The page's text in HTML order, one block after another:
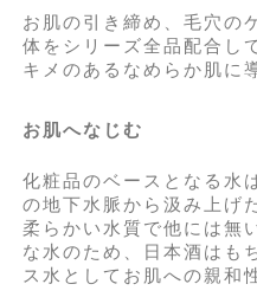
お肌の引き締め、毛穴の
体をシリーズ全品配合し
キメのあるなめらか肌に
お肌へなじむ
化粧品のベースとなる水
の地下水脈から汲み上げ
柔らかい水質で他には無
な水のため、日本酒はも
ス水としてお肌への親和